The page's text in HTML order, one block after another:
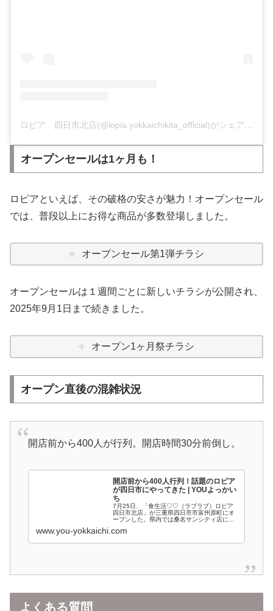
ロピア 四日市北店(@lopia.yokkaichikita_official)がシェアした投稿
オープンセールは1ヶ月も！
ロピアといえば、その破格の安さが魅力！オープンセール
では、普段以上にお得な商品が多数登場しました。
オープンセール第1弾チラシ
オープンセールは１週間ごとに新しいチラシが公開され、
2025年9月1日まで続きました。
オープン1ヶ月祭チラシ
オープン直後の混雑状況
開店前から400人が行列。開店時間30分前倒し。
開店前から400人行列！話題のロピア
が四日市にやってきた | YOUよっかい
ち
7月25日、「食生活♡♡（ラブラブ）ロピア
四日市北店」が三重県四日市市富州原町にオ
ープンした。県内では桑名サンシティ店に次
予定より30分早く開店するほど、賑わってい
www.you-yokkaichi.com
よくある質問